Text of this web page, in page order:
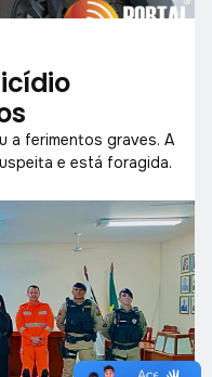
a ferimentos graves. A
e está foragida.